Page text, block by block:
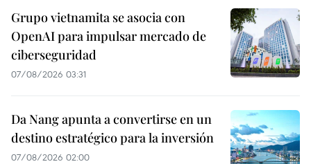
Grupo vietnamita se asocia con
OpenAI para impulsar mercado de
ciberseguridad
07/08/2026 03:31
Da Nang apunta a convertirse en un
destino estratégico para la inversión
07/08/2026 02:00